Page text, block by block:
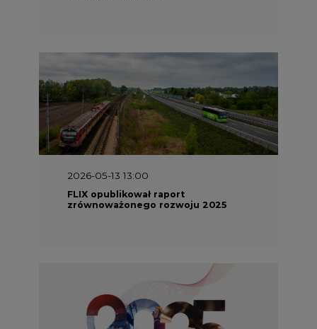
2026-05-13 13:00
FLIX opublikował raport
zrównoważonego rozwoju 2025